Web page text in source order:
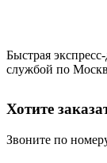
Быстрая экспресс-
службой по
Хотите
Звоните по